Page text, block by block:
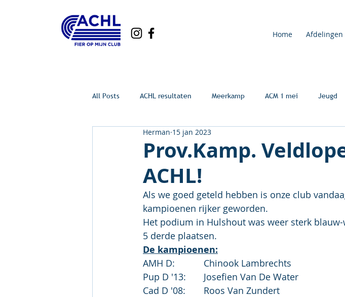
Home Afdelingen
All Posts ACHL resultaten Meerkamp ACM 1 mei Jeugd
Prov.Kamp.
ACHL!
Herman 15 jan 2023
Als we goed geteld hebben is onze club
kampioenen rijker geworden.
Het podium in Hulshout was weer sterk
5 derde plaatsen.
De kampioenen:
AMH D:		Chinook Lambrechts
Pup D '13:	Josefien Van De Water
Cad D '08:	Roos Van Zundert